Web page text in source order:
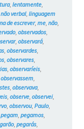
, lentamente,
verbal, linguagem
de escrever, me, não,
, observados,
, observará,
, observardes,
, observares,
, observaríeis,
observassem,
, observava,
, observe, observei,
, observou, Paulo,
pegam, pegamos,
, pegarás,